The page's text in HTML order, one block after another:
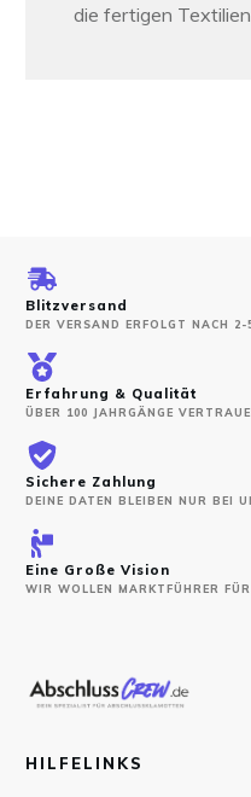
die fertigen Textilien.
Blitzversand
DER VERSAND ERFOLGT NACH 2-
Erfahrung & Qualität
ÜBER 100 JAHRGÄNGE
Sichere Zahlung
DEINE DATEN BLEIBEN NUR BEI
Eine Große Vision
WIR WOLLEN MARKTFÜHRER
HILFELINKS